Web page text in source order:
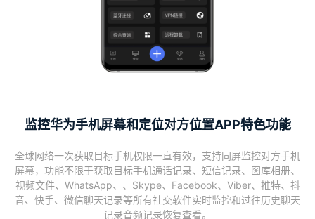
监控华为手机屏幕和定位对方位置APP特色功能
全球网络一次获取目标手机权限一直有效，支持同屏监控对方手机
屏幕，功能不限于获取目标手机通话记录、短信记录、图库相册、
视频文件、WhatsApp、、Skype、Facebook、Viber、推特、抖
音、快手、微信聊天记录等所有社交软件实时监控和过往历史聊天
记录音频记录恢复查看。